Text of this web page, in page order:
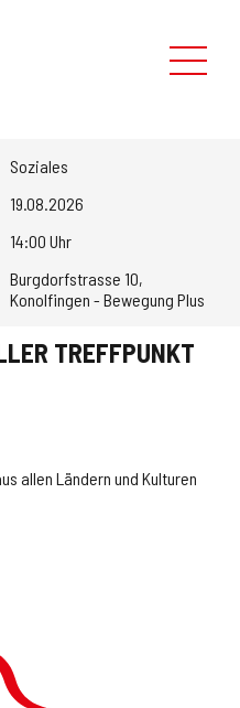
TREFFPUNKT
allen Ländern und Kulturen
Soziales
19.08.2026
14:00 Uhr
Burgdorfstrasse 10,
Konolfingen - Bewegung Plus